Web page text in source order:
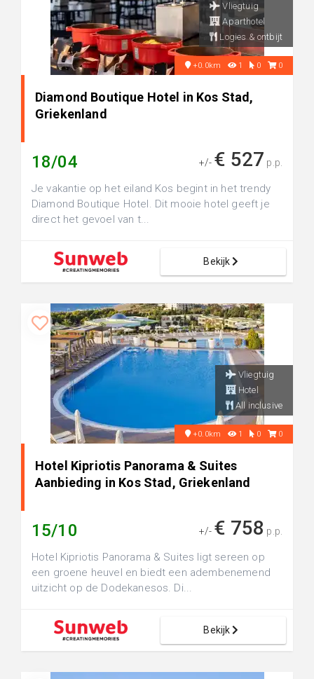
Vliegtuig
Aparthotel
Logies & ontbijt
+0.0km 1 0 0
Diamond Boutique Hotel in Kos Stad,
Griekenland
18/04 +/- € 527 p.p.
Je vakantie op het eiland Kos begint in het trendy
Diamond Boutique Hotel. Dit mooie hotel geeft je
direct het gevoel van t...
Bekijk
Vliegtuig
Hotel
All inclusive
+0.0km 1 0 0
Hotel Kipriotis Panorama & Suites
Aanbieding in Kos Stad, Griekenland
15/10 +/- € 758 p.p.
Hotel Kipriotis Panorama & Suites ligt sereen op
een groene heuvel en biedt een adembenemend
uitzicht op de Dodekanesos. Di...
Bekijk